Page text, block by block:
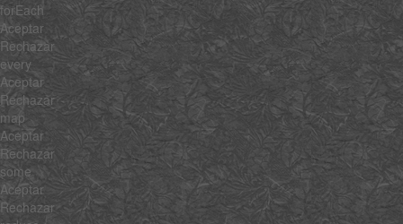
forEach
Aceptar
Rechazar
every
Aceptar
Rechazar
map
Aceptar
Rechazar
some
Aceptar
Rechazar